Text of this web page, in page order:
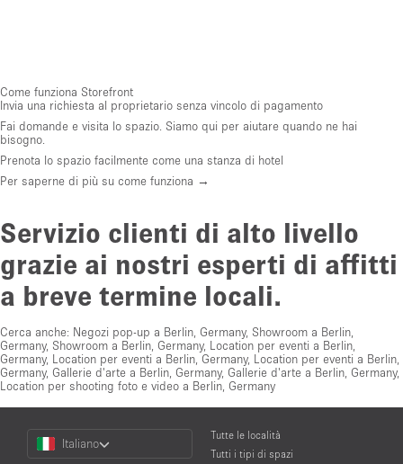
Come funziona Storefront
Invia una richiesta al proprietario senza vincolo di pagamento
Fai domande e visita lo spazio. Siamo qui per aiutare quando ne hai
bisogno.
Prenota lo spazio facilmente come una stanza di hotel
Per saperne di più su come funziona →
Servizio clienti di alto livello
grazie ai nostri esperti di affitti
a breve termine locali.
Cerca anche: Negozi pop-up a Berlin, Germany, Showroom a Berlin,
Germany, Showroom a Berlin, Germany, Location per eventi a Berlin,
Germany, Location per eventi a Berlin, Germany, Location per eventi a Berlin,
Germany, Gallerie d'arte a Berlin, Germany, Gallerie d'arte a Berlin, Germany,
Location per shooting foto e video a Berlin, Germany
Choose
Language
Italiano
Tutte le località
Tutti i tipi di spazi